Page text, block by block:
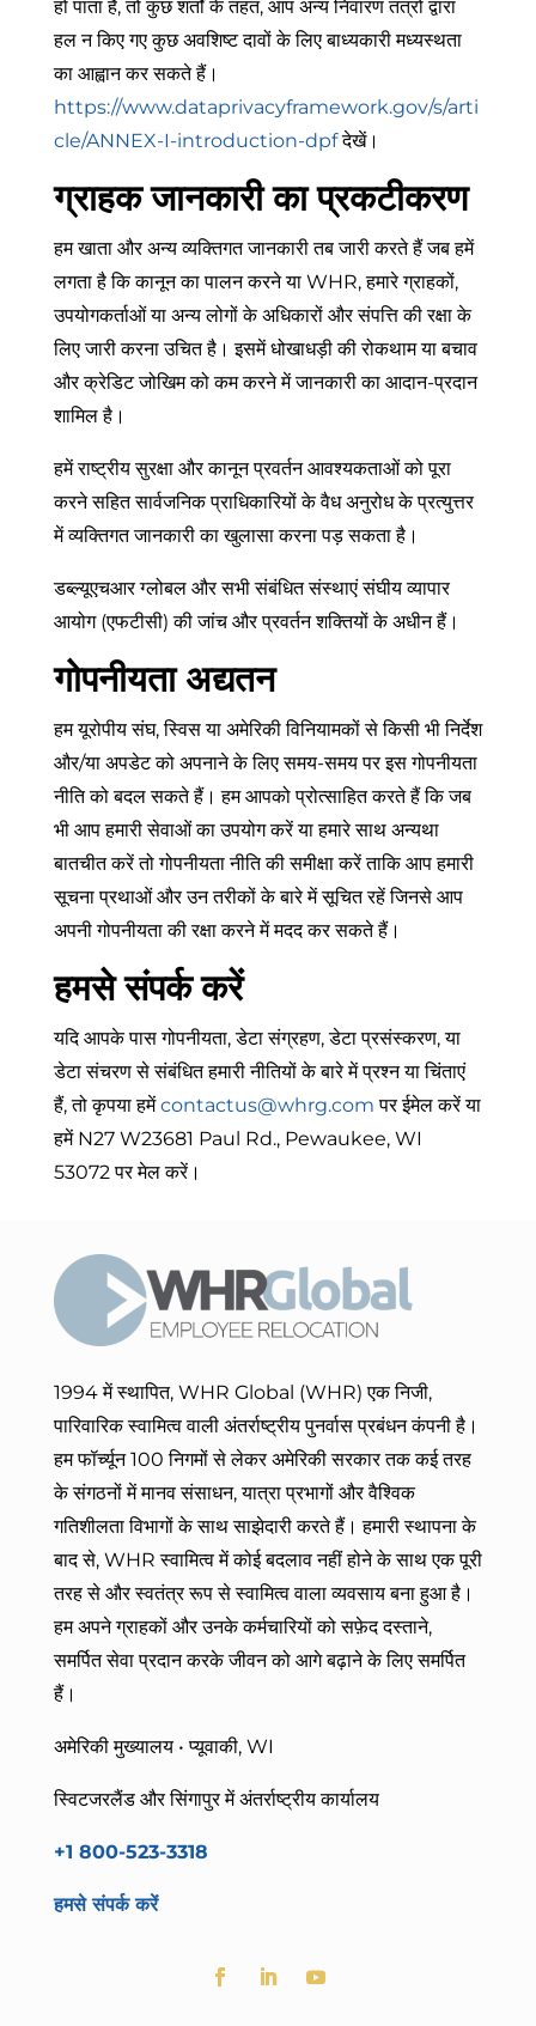
हो पाता है, तो कुछ शर्तों के तहत, आप अन्य निवारण तंत्रों द्वारा
हल न किए गए कुछ अवशिष्ट दावों के लिए बाध्यकारी मध्यस्थता
का आह्वान कर सकते हैं।
https://www.dataprivacyframework.gov/s/arti
cle/ANNEX-I-introduction-dpfदेखें।
ग्राहक जानकारी का प्रकटीकरण
हम खाता और अन्य व्यक्तिगत जानकारी तब जारी करते हैं जब हमें
लगता है कि कानून का पालन करने या WHR, हमारे ग्राहकों,
उपयोगकर्ताओं या अन्य लोगों के अधिकारों और संपत्ति की रक्षा के
लिए जारी करना उचित है। इसमें धोखाधड़ी की रोकथाम या बचाव
और क्रेडिट जोखिम को कम करने में जानकारी का आदान-प्रदान
शामिल है।
हमें राष्ट्रीय सुरक्षा और कानून प्रवर्तन आवश्यकताओं को पूरा
करने सहित सार्वजनिक प्राधिकारियों के वैध अनुरोध के प्रत्युत्तर
में व्यक्तिगत जानकारी का खुलासा करना पड़ सकता है।
डब्ल्यूएचआर ग्लोबल और सभी संबंधित संस्थाएं संघीय व्यापार
आयोग (एफटीसी) की जांच और प्रवर्तन शक्तियों के अधीन हैं।
गोपनीयता अद्यतन
हम यूरोपीय संघ, स्विस या अमेरिकी विनियामकों से किसी भी निर्देश
और/या अपडेट को अपनाने के लिए समय-समय पर इस गोपनीयता
नीति को बदल सकते हैं। हम आपको प्रोत्साहित करते हैं कि जब
भी आप हमारी सेवाओं का उपयोग करें या हमारे साथ अन्यथा
बातचीत करें तो गोपनीयता नीति की समीक्षा करें ताकि आप हमारी
सूचना प्रथाओं और उन तरीकों के बारे में सूचित रहें जिनसे आप
अपनी गोपनीयता की रक्षा करने में मदद कर सकते हैं।
हमसे संपर्क करें
यदि आपके पास गोपनीयता, डेटा संग्रहण, डेटा प्रसंस्करण, या
डेटा संचरण से संबंधित हमारी नीतियों के बारे में प्रश्न या चिंताएं
हैं, तो कृपया हमेंcontactus@whrg.com पर ईमेल करें या
हमें N27 W23681 Paul Rd., Pewaukee, WI
53072 पर मेल करें।
1994 में स्थापित, WHR Global (WHR) एक निजी,
पारिवारिक स्वामित्व वाली अंतर्राष्ट्रीय पुनर्वास प्रबंधन कंपनी है।
हम फॉर्च्यून 100 निगमों से लेकर अमेरिकी सरकार तक कई तरह
के संगठनों में मानव संसाधन, यात्रा प्रभागों और वैश्विक
गतिशीलता विभागों के साथ साझेदारी करते हैं। हमारी स्थापना के
बाद से, WHR स्वामित्व में कोई बदलाव नहीं होने के साथ एक पूरी
तरह से और स्वतंत्र रूप से स्वामित्व वाला व्यवसाय बना हुआ है।
हमअपने ग्राहकों और उनके कर्मचारियों को सफ़ेद दस्ताने,
समर्पित सेवा प्रदान करके जीवन को आगे बढ़ाने के लिए समर्पित
हैं।
अमेरिकी मुख्यालय • प्यूवाकी, WI
स्विटजरलैंड और सिंगापुर में अंतर्राष्ट्रीय कार्यालय
+1 800-523-3318
हमसे संपर्क करें